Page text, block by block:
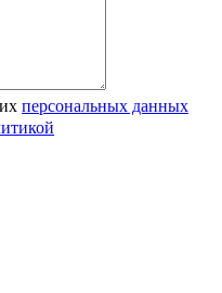
персональных данных